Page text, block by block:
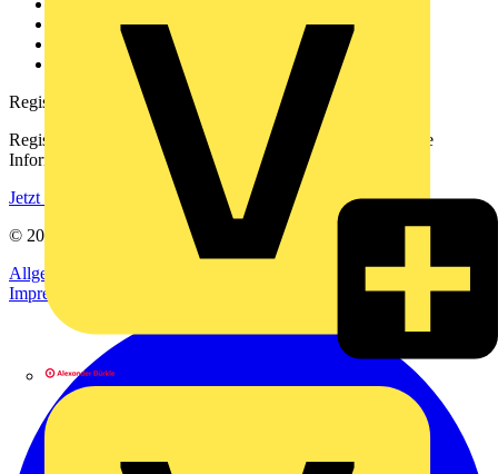
Downloadbereich (PDFs)
Häufig gestellte Fragen
voltimum.com
Registrierung
Registrieren Sie sich kostenlos und erhalten Sie stets aktuelle
Informationen aus der Elektroindustrie.
Jetzt registrieren
© 2002-
Allgemeine Geschäftsbedingungen
Datenschutzerklärung
Impressum